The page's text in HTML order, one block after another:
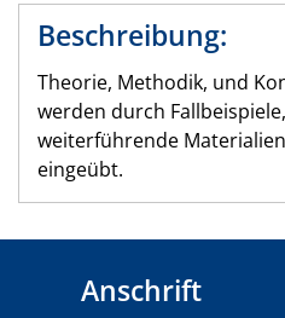
Beschreibung:
Theorie, Methodik, und
werden durch
weiterführende
eingeübt.
Anschrift